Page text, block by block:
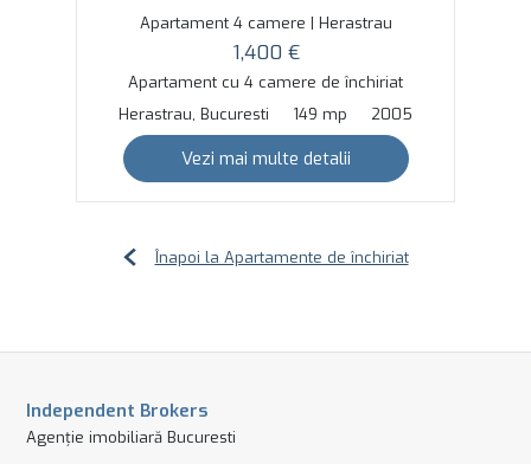
Apartament 4 camere | Herastrau
1,400 €
Apartament cu 4 camere de închiriat
Herastrau, Bucuresti
149 mp 2005
Vezi mai multe detalii
Înapoi la Apartamente de închiriat
Independent Brokers
Agenție imobiliară Bucuresti